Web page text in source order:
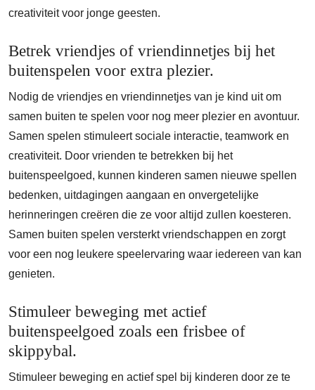
creativiteit voor jonge geesten.
Betrek vriendjes of vriendinnetjes bij het
buitenspelen voor extra plezier.
Nodig de vriendjes en vriendinnetjes van je kind uit om
samen buiten te spelen voor nog meer plezier en avontuur.
Samen spelen stimuleert sociale interactie, teamwork en
creativiteit. Door vrienden te betrekken bij het
buitenspeelgoed, kunnen kinderen samen nieuwe spellen
bedenken, uitdagingen aangaan en onvergetelijke
herinneringen creëren die ze voor altijd zullen koesteren.
Samen buiten spelen versterkt vriendschappen en zorgt
voor een nog leukere speelervaring waar iedereen van kan
genieten.
Stimuleer beweging met actief
buitenspeelgoed zoals een frisbee of
skippybal.
Stimuleer beweging en actief spel bij kinderen door ze te